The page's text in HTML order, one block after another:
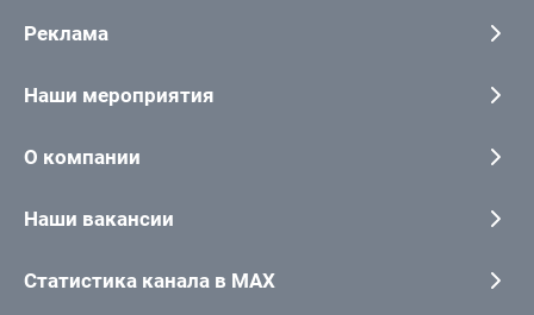
Реклама
Наши мероприятия
О компании
Наши вакансии
Статистика канала в MAX